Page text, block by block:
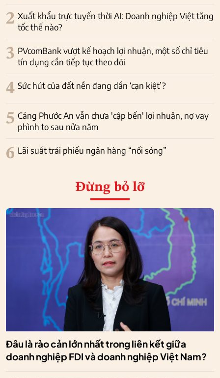
2 Xuất khẩu trực tuyến thời AI: Doanh nghiệp Việt tăng
tốc thế nào?
3 PVcomBank vượt kế hoạch lợi nhuận, một số chỉ tiêu
tín dụng cần tiếp tục theo dõi
4 Sức hút của đất nền đang dần ‘cạn kiệt’?
5 Cảng Phước An vẫn chưa 'cập bến' lợi nhuận, nợ vay
phình to sau nửa năm
6 Lãi suất trái phiếu ngân hàng “nổi sóng”
Đừng bỏ lỡ
Đâu là rào cản lớn nhất trong liên kết giữa
doanh nghiệp FDI và doanh nghiệp Việt Nam?